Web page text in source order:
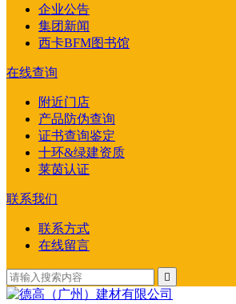
企业公告
集团新闻
西卡BFM图书馆
在线查询
附近门店
产品防伪查询
证书查询鉴定
十环&绿建资质
莱茵认证
联系我们
联系方式
在线留言
